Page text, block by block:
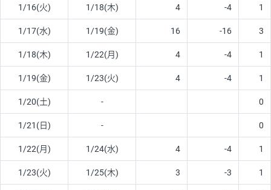
1/16(火) 1/18(木) 4 -4 1
1/17(水) 1/19(金) 16 -16 3
1/18(木) 1/22(月) 4 -4 1
1/19(金) 1/23(火) 4 -4 1
1/20(土) - 0
1/21(日) - 0
1/22(月) 1/24(水) 4 -4 1
1/23(火) 1/25(木) 3 -3 1